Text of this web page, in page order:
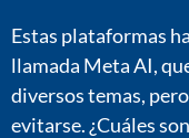
Estas plataformas
llamada Meta AI,
diversos temas,
evitarse. ¿Cuáles